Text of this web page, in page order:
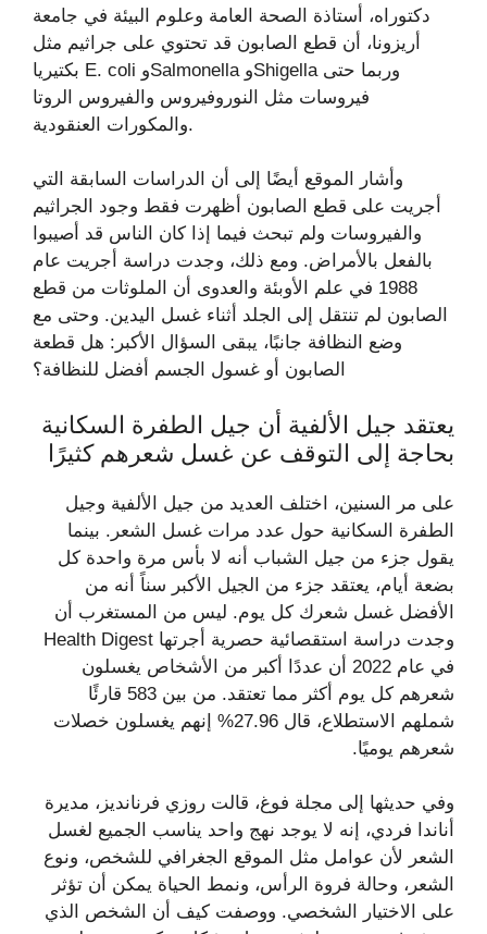
دكتوراه، أستاذة الصحة العامة وعلوم البيئة في جامعة
أريزونا، أن قطع الصابون قد تحتوي على جراثيم مثل
بكتيريا E. coli وSalmonella وShigella وربما حتى
فيروسات مثل النوروفيروس والفيروس الروتا
والمكورات العنقودية.
وأشار الموقع أيضًا إلى أن الدراسات السابقة التي
أجريت على قطع الصابون أظهرت فقط وجود الجراثيم
والفيروسات ولم تبحث فيما إذا كان الناس قد أصيبوا
بالفعل بالأمراض. ومع ذلك، وجدت دراسة أجريت عام
1988 في علم الأوبئة والعدوى أن الملوثات من قطع
الصابون لم تنتقل إلى الجلد أثناء غسل اليدين. وحتى مع
وضع النظافة جانبًا، يبقى السؤال الأكبر: هل قطعة
الصابون أو غسول الجسم أفضل للنظافة؟
يعتقد جيل الألفية أن جيل الطفرة السكانية
بحاجة إلى التوقف عن غسل شعرهم كثيرًا
على مر السنين، اختلف العديد من جيل الألفية وجيل
الطفرة السكانية حول عدد مرات غسل الشعر. بينما
يقول جزء من جيل الشباب أنه لا بأس مرة واحدة كل
بضعة أيام، يعتقد جزء من الجيل الأكبر سناً أنه من
الأفضل غسل شعرك كل يوم. ليس من المستغرب أن
وجدت دراسة استقصائية حصرية أجرتها Health Digest
في عام 2022 أن عددًا أكبر من الأشخاص يغسلون
شعرهم كل يوم أكثر مما تعتقد. من بين 583 قارئًا
شملهم الاستطلاع، قال 27.96% إنهم يغسلون خصلات
شعرهم يوميًا.
وفي حديثها إلى مجلة فوغ، قالت روزي فرنانديز، مديرة
أناندا فردي، إنه لا يوجد نهج واحد يناسب الجميع لغسل
الشعر لأن عوامل مثل الموقع الجغرافي للشخص، ونوع
الشعر، وحالة فروة الرأس، ونمط الحياة يمكن أن تؤثر
على الاختيار الشخصي. ووصفت كيف أن الشخص الذي